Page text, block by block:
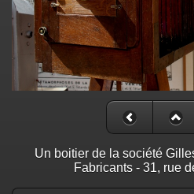
Un boitier de la société
Fabricants - 31, rue